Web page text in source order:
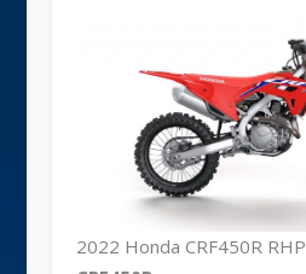
2022 Honda CRF450R RHP